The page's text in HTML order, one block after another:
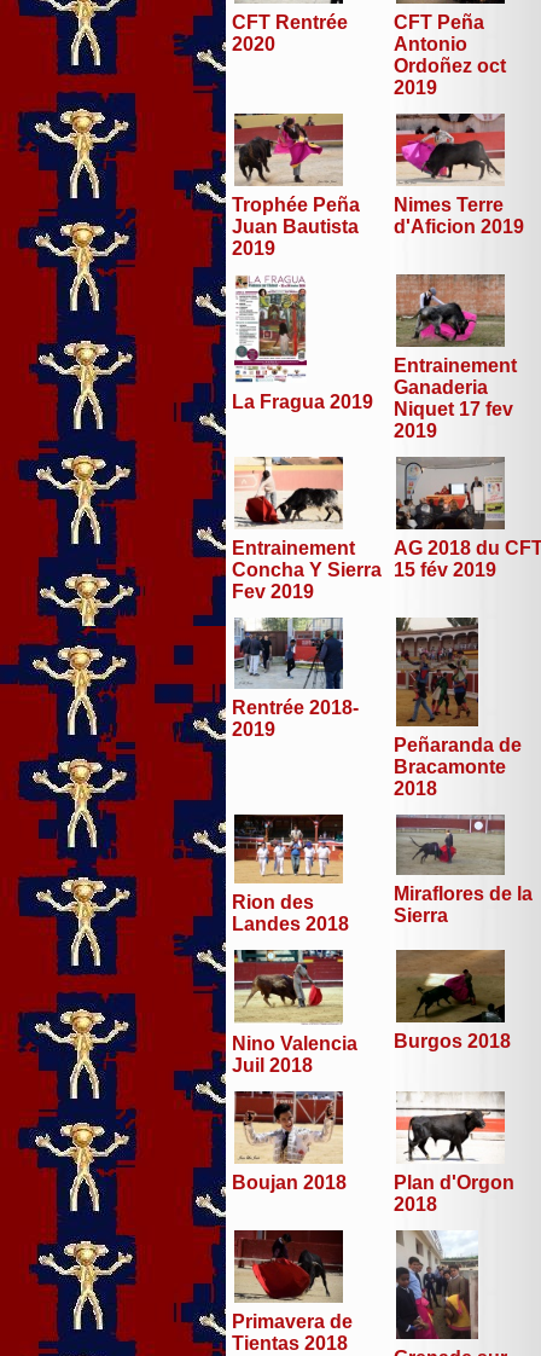
CFT Rentrée
2020
CFT Peña
Antonio
Ordoñez oct
2019
Trophée Peña
Juan Bautista
2019
Nimes Terre
d'Aficion 2019
La Fragua 2019
Entrainement
Ganaderia
Niquet 17 fev
2019
Entrainement
Concha Y Sierra
Fev 2019
AG 2018 du
15 fév 2019
Rentrée 2018-
2019
Peñaranda de
Bracamonte
2018
Rion des
Landes 2018
Miraflores de la
Sierra
Nino Valencia
Juil 2018
Burgos 2018
Boujan 2018
Plan d'Orgon
2018
Primavera de
Tientas 2018